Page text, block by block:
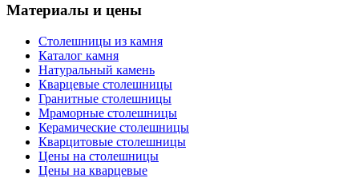
Материалы и цены
Столешницы из камня
Каталог камня
Натуральный камень
Кварцевые столешницы
Гранитные столешницы
Мраморные столешницы
Керамические столешницы
Кварцитовые столешницы
Цены на столешницы
Цены на кварцевые